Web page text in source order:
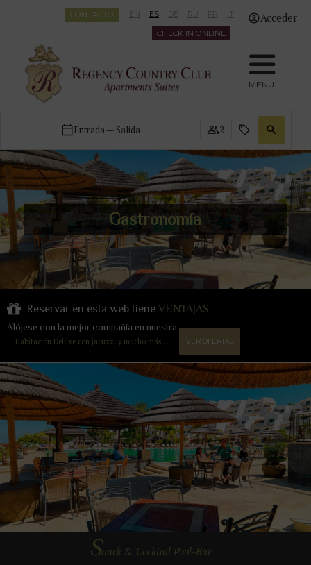
Acceder
EN ES DE RU FR IT
CONTACTO
CHECK IN ONLINE
MENÚ
Entrada — Salida 2
Gastronomía
Reservar en esta web tiene VENTAJAS
Alójese con la mejor compañía en nuestra
Habitación Deluxe con jacuzzi y mucho más ... VER OFERTAS
Snack & Cocktail Pool-Bar